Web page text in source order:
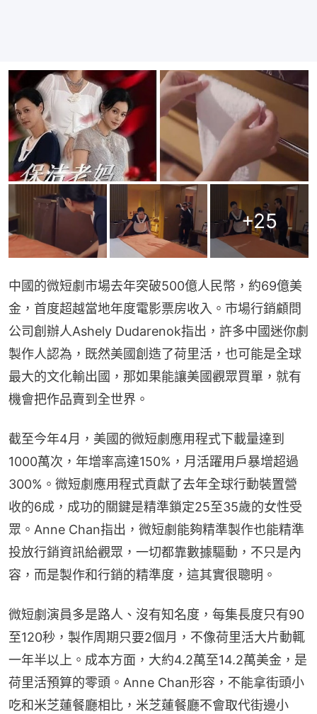
+25
中國的微短劇市場去年突破500億人民幣，約69億美
金，首度超越當地年度電影票房收入。市場行銷顧問
公司創辦人Ashely Dudarenok指出，許多中國迷你劇
製作人認為，既然美國創造了荷里活，也可能是全球
最大的文化輸出國，那如果能讓美國觀眾買單，就有
機會把作品賣到全世界。
截至今年4月，美國的微短劇應用程式下載量達到
1000萬次，年增率高達150%，月活躍用戶暴增超過
300%。微短劇應用程式貢獻了去年全球行動裝置營
收的6成，成功的關鍵是精準鎖定25至35歲的女性受
眾。Anne Chan指出，微短劇能夠精準製作也能精準
投放行銷資訊給觀眾，一切都靠數據驅動，不只是內
容，而是製作和行銷的精準度，這其實很聰明。
微短劇演員多是路人、沒有知名度，每集長度只有90
至120秒，製作周期只要2個月，不像荷里活大片動輒
一年半以上。成本方面，大約4.2萬至14.2萬美金，是
荷里活預算的零頭。Anne Chan形容，不能拿街頭小
吃和米芝蓮餐廳相比，米芝蓮餐廳不會取代街邊小